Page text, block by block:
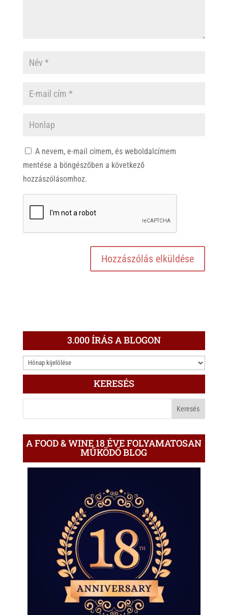
A nevem, e-mail címem, és weboldalcímem
mentése a böngészőben a következő
hozzászólásomhoz.
3.000 ÍRÁS A BLOGON
3.000
ÍRÁS
KERESÉS
A FOOD & WINE 18 ÉVE FOLYAMATOSAN
MŰKÖDŐ BLOG